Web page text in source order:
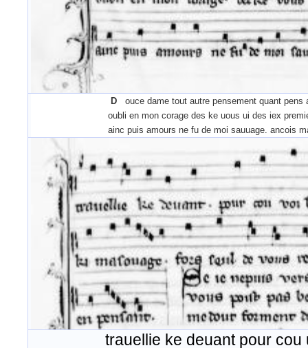
D ouce dame tout autre pensement quant pens
oubli en mon corage des ke uous ui des iex
ainc puis amours ne fu de moi sauuage. ancois ma
trauellie ke deuant pour cou